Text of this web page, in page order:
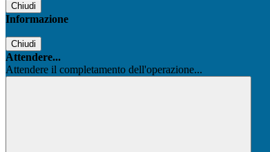
Chiudi
Informazione
Chiudi
Attendere...
Attendere il completamento dell'operazione...